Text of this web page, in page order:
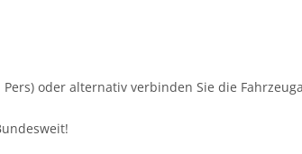
Pers) oder alternativ verbinden Sie die